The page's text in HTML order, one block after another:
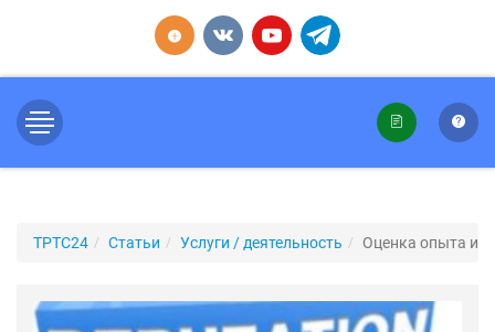
ТРТС24 Статьи Услуги / деятельность Оценка опыта и